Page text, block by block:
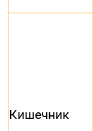
Кишечник